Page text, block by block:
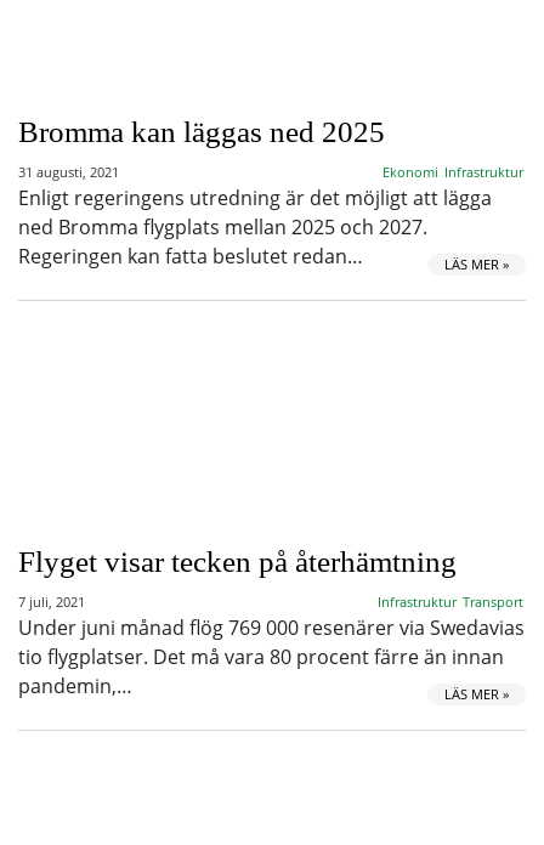
Bromma kan läggas ned 2025
31 augusti, 2021 Ekonomi Infrastruktur
Enligt regeringens utredning är det möjligt att lägga
ned Bromma flygplats mellan 2025 och 2027.
Regeringen kan fatta beslutet redan…
LÄS MER »
Flyget visar tecken på återhämtning
7 juli, 2021 Infrastruktur Transport
Under juni månad flög 769 000 resenärer via Swedavias
tio flygplatser. Det må vara 80 procent färre än innan
pandemin,…
LÄS MER »